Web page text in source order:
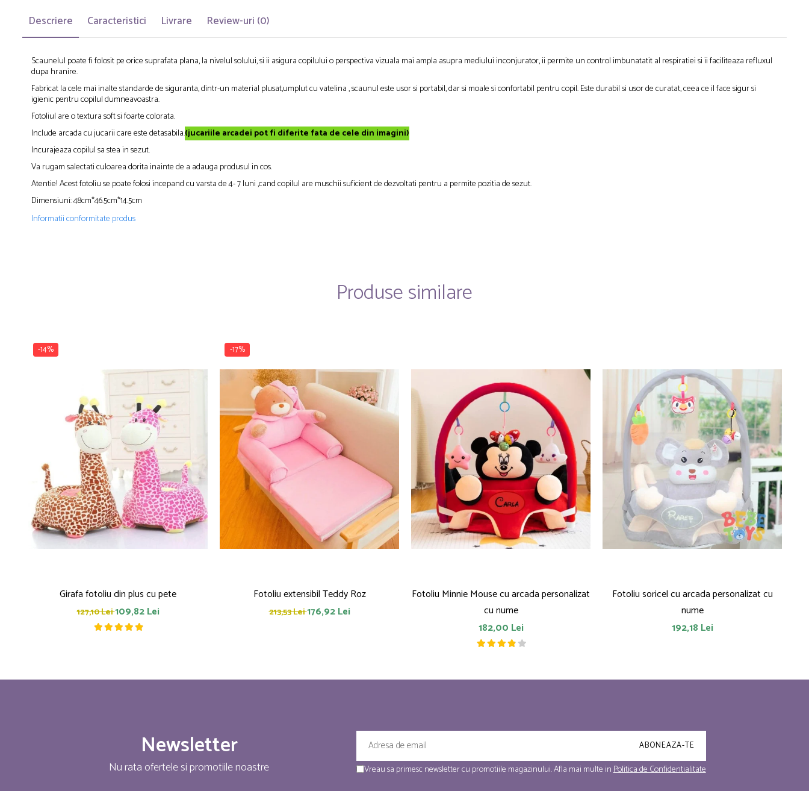
Descriere Caracteristici Livrare Review-uri (0)
Scaunelul poate fi folosit pe orice suprafata plana, la nivelul solului, si ii asigura copilului o perspectiva vizuala mai ampla asupra mediului inconjurator, ii permite un control imbunatatit al respiratiei si ii faciliteaza refluxul
dupa hranire.
Fabricat la cele mai inalte standarde de siguranta, dintr-un material plusat,umplut cu vatelina , scaunul este usor si portabil, dar si moale si confortabil pentru copil. Este durabil si usor de curatat, ceea ce il face sigur si
igienic pentru copilul dumneavoastra.
Fotoliul are o textura soft si foarte colorata.
Include arcada cu jucarii care este detasabila.(jucariile arcadei pot fi diferite fata de cele din imagini)
Incurajeaza copilul sa stea in sezut.
Va rugam salectati culoarea dorita inainte de a adauga produsul in cos.
Atentie! Acest fotoliu se poate folosi incepand cu varsta de 4- 7 luni ,cand copilul are muschii suficient de dezvoltati pentru a permite pozitia de sezut.
Dimensiuni: 48cm*46.5cm*14.5cm
Informatii conformitate produs
Produse similare
-14%
Girafa fotoliu din plus cu pete
127,10 Lei109,82 Lei
-17%
Fotoliu extensibil Teddy Roz
213,53 Lei176,92 Lei
Fotoliu Minnie Mouse cu arcada personalizat
cu nume
182,00 Lei
Fotoliu soricel cu arcada personalizat cu
nume
192,18 Lei
Newsletter
Nu rata ofertele si promotiile noastre Vreau sa primesc newsletter cu promotiile magazinului. Afla mai multe inPolitica de Confidentialitate